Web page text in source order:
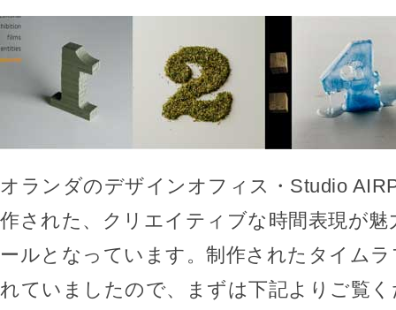
オランダのデザインオフィス・Studio
作された、クリエイティブな時間表現が
ールとなっています。制作されたタイム
れていましたので、まずは下記よりご覧